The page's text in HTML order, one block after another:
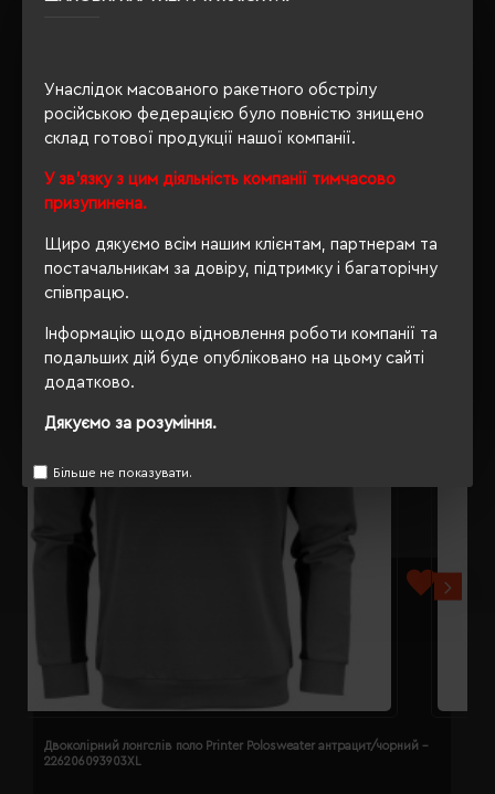
Унаслідок масованого ракетного обстрілу
російською федерацією було повністю знищено
склад готової продукції нашої компанії.
У зв'язку з цим діяльність компанії тимчасово
призупинена.
Щиро дякуємо всім нашим клієнтам, партнерам та
постачальникам за довіру, підтримку і багаторічну
співпрацю.
Інформацію щодо відновлення роботи компанії та
подальших дій буде опубліковано на цьому сайті
додатково.
Дякуємо за розуміння.
Більше не показувати.
PETA-Approved Vegan
ВІДГУКИ
РЕКОМЕНДУЄМО
Двоколірний лонгслів поло Printer Polosweater антрацит/чорний -
226206093903XL